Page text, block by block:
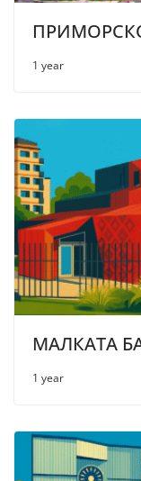
1 year
МАЛКАТА
1 year